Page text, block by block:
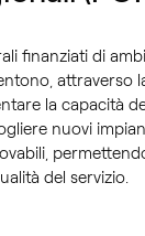
finanziati di
attraverso
la capacità
nuovi
del servizio.